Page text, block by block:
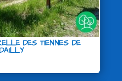
DES TIENNES DE
DAILLY